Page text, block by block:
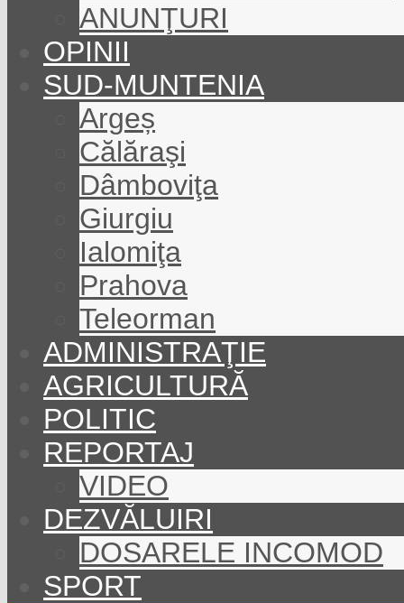
ANUNŢURI
OPINII
SUD-MUNTENIA
Argeș
Călăraşi
Dâmboviţa
Giurgiu
Ialomiţa
Prahova
Teleorman
ADMINISTRAŢIE
AGRICULTURĂ
POLITIC
REPORTAJ
VIDEO
DEZVĂLUIRI
DOSARELE INCOMOD
SPORT